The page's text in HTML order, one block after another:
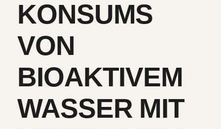
KONSUMS
VON
BIOAKTIVEM
WASSER MIT